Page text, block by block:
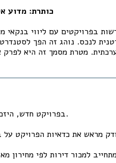
כותרת: מדוע
בפרויקטים עם ליווי
לנכס. נוהג זה הפך
מטרת מסמך זה היא לפרק
בפרויקט חדש, היזם פועל תחת מסגרת ליווי בנקאי בהתאם לחוק המכר.
מראש את כדאיות הפרויקט על
למכור דירות לפי מחירון